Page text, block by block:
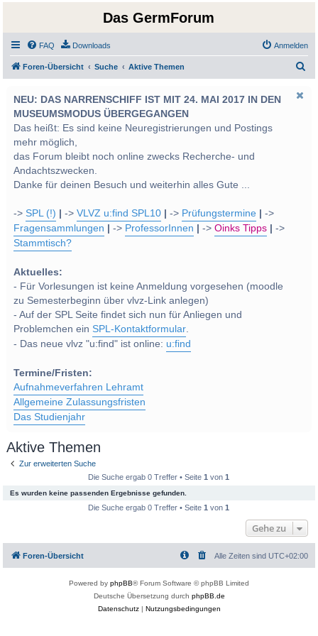
Das GermForum
FAQ Downloads Anmelden
Foren-Übersicht Suche Aktive Themen
NEU: DAS NARRENSCHIFF IST MIT 24. MAI 2017 IN DEN
MUSEUMSMODUS ÜBERGEGANGEN
Das heißt: Es sind keine Neuregistrierungen und Postings
mehr möglich,
das Forum bleibt noch online zwecks Recherche- und
Andachtszwecken.
Danke für deinen Besuch und weiterhin alles Gute ...
->SPL (!) ->VLVZ u:find SPL10 -> Prüfungstermine
->
Fragensammlungen
-> ProfessorInnen ->Oinks Tipps
->
Stammtisch?
Aktuelles:
- Für Vorlesungen ist keine Anmeldung vorgesehen (moodle
zu Semesterbeginn über vlvz-Link anlegen)
- Auf der SPL Seite findet sich nun für Anliegen und
Problemchen einSPL-Kontaktformular.
- Das neue vlvz "u:find" ist online: u:find
Termine/Fristen:
Aufnahmeverfahren Lehramt
Allgemeine Zulassungsfristen
Das Studienjahr
Aktive Themen
Zur erweiterten Suche
Die Suche ergab 0 Treffer • Seite1 von1
Es wurden keine passenden Ergebnisse gefunden.
Die Suche ergab 0 Treffer • Seite1 von1
Gehe zu
Foren-Übersicht Alle Zeiten sind UTC+02:00
Powered by phpBB® Forum Software © phpBB Limited
Deutsche Übersetzung durch phpBB.de
Datenschutz| Nutzungsbedingungen